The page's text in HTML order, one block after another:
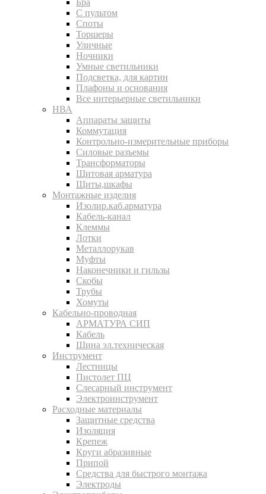
Бра
С пультом
Споты
Торшеры
Уличные
Ночники
Умные светильники
Подсветка, для картин
Плафоны и основания
Все интерьерные светильники
НВА
Аппараты защиты
Коммутация
Контрольно-измерительные приборы
Силовые разъемы
Трансформаторы
Щитовая арматура
Щиты,шкафы
Монтажные изделия
Изолир.каб.арматура
Кабель-канал
Клеммы
Лотки
Металлорукав
Муфты
Наконечники и гильзы
Скобы
Трубы
Хомуты
Кабельно-проводная
АРМАТУРА СИП
Кабель
Шина эл.техническая
Инструмент
Лестницы
Пистолет ПЦ
Слесарный инструмент
Электроинструмент
Расходные материалы
Защитные средства
Изоляция
Крепеж
Круги абразивные
Припой
Средства для быстрого монтажа
Электроды